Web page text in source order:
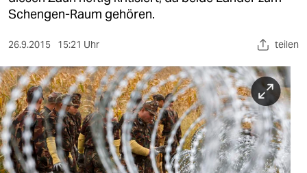
gesellschaft
kultur
sport
berlin
nord
wahrheit
Schengen-Raum gehören.
26.9.2015 15:21 Uhr teilen